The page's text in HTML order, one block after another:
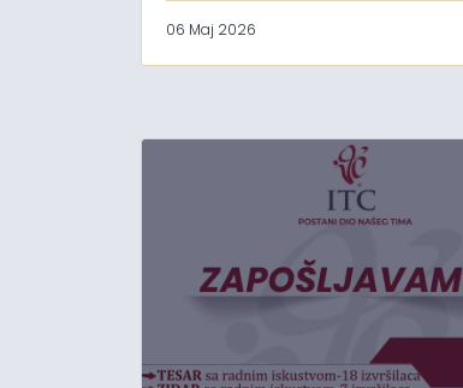
06 Maj 2026